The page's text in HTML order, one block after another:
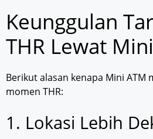
Keunggulan
THR Lewat
Berikut alasan kenapa Mini ATM
momen THR:
1. Lokasi Lebih